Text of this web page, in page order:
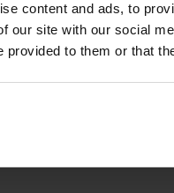
content and ads, to
our site with our social
provided to them or that